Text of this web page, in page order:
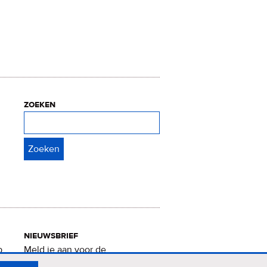
zoeken
nieuwsbrief
Meld je aan voor de
Verrukkelijke 15-nieuwsbrief